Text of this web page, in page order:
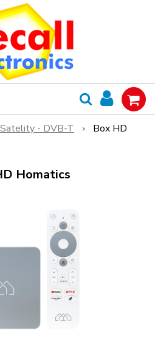
Satelity - DVB-T
Box HD
Homatics